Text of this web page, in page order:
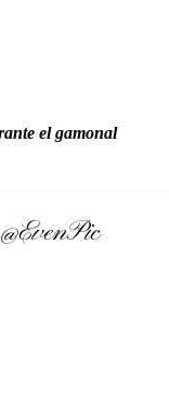
el gamonal
@EvenPic